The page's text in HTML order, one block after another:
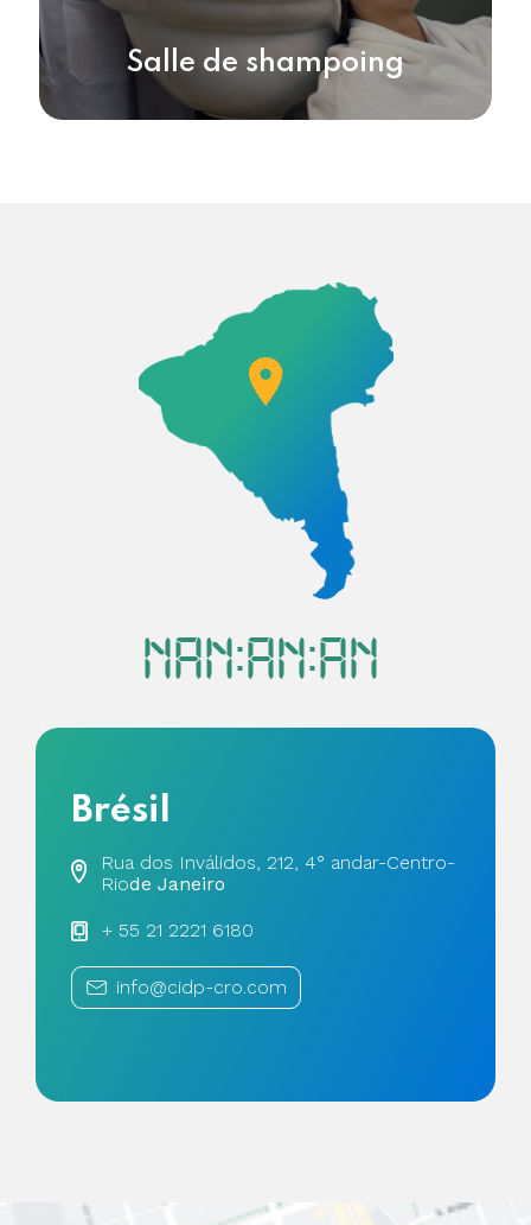
Banque
NaN:aN:aN
Brésil
Rua dos Inválidos, 212, 4° andar-Centro-
Riode Janeiro
+ 55 21 2221 6180
info@cidp-cro.com